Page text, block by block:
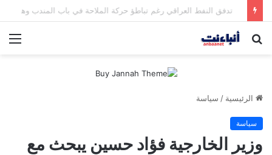
مقتل شخصين وإصابة 5 في إطلاق نار بمهرجان بمدينة سياتل الأميركية
بحث
الرئيسية / سياسة
سياسة
وزير الخارجية فؤاد حسين يبحث مع